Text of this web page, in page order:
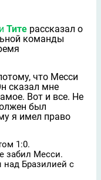
Тите рассказал о
команды
что Месси
сказал мне
Вот и всe. Не
был
я имел право
1:0.
забил Месси.
над Бразилией с